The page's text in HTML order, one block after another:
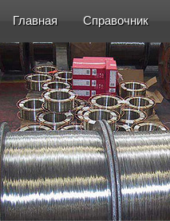
Главная Справочник